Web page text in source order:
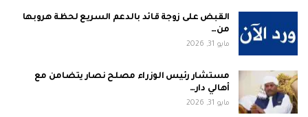
القبض على زوجة قائد بالدعم السريع لحظة هروبها
من…
مايو 31, 2026
مستشار رئيس الوزراء مصلح نصار يتضامن مع
أهالي دار…
مايو 31, 2026